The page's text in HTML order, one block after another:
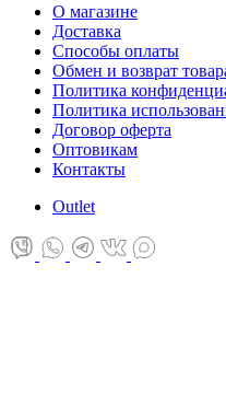
О магазине
Доставка
Способы оплаты
Обмен и возврат
Политика
Политика
Договор оферта
Оптовикам
Контакты
Оutlet